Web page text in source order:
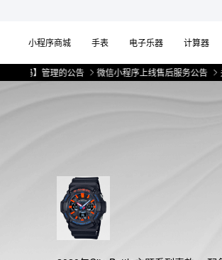
小程序商城 手表 电子乐器 计算器
】管理的公告 微信小程序上线售后服务公告 关于部